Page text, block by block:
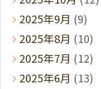
2025年9月 (9)
2025年8月 (10)
2025年7月 (12)
2025年6月 (13)